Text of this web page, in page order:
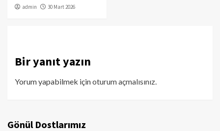
admin 30 Mart 2026
Bir yanıt yazın
Yorum yapabilmek içinoturum açmalısınız.
Gönül Dostlarımız